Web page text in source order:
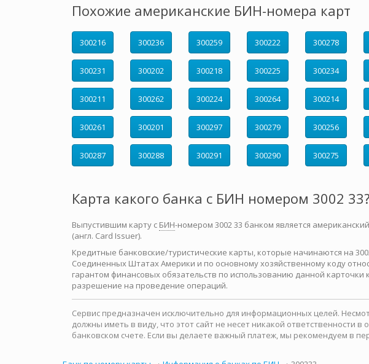
Похожие американские БИН-номера карт
300216 300236 300259 300222 300278
300231 300202 300218 300225 300234
300211 300262 300224 300264 300214
300261 300201 300297 300279 300256
300287 300288 300291 300290 300275
Карта какого банка с БИН номером 3002 33?
Выпустившим карту с БИН-номером 3002 33 банком является
(англ. Card Issuer).
Кредитные банковские/туристические карты, которые начинаются на
Соединенных Штатах Америки и по основному хозяйственному коду
гарантом финансовых обязательств по использованию данной
разрешение на проведение операций.
Сервис предназначен исключительно для информационных целей.
должны иметь в виду, что этот сайт не несет никакой
банковском счете. Если вы делаете важный платеж, мы рекомендуем в